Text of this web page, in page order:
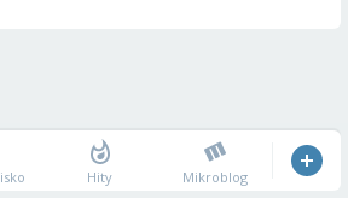
Hity Mikroblog